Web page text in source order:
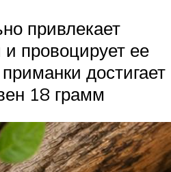
привлекает
провоцирует ее
достигает
18 грамм